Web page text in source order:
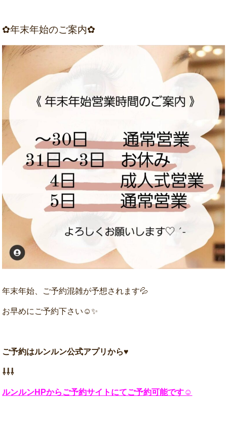
✿年末年始のご案内✿
年末年始、ご予約混雑が予想されます💦
お早めにご予約下さい☺✨
ご予約はルンルン公式アプリから♥
⇩⇩⇩
ルンルンHPからご予約サイトにてご予約可能です☺